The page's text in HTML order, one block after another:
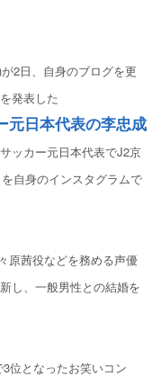
2日、自身のブログを更
発表した
元日本代表の李忠成
ッカー元日本代表でJ2京
自身のインスタグラムで
原茜役などを務める声優
し、一般男性との結婚を
位となったお笑いコン